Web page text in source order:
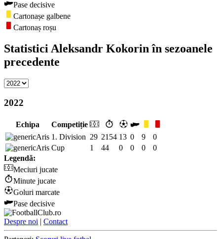
Pase decisive
Cartonașe galbene
Cartonaș roșu
Statistici Aleksandr Kokorin în sezoanele
precedente
2022
Echipa
Competiție
Aris 1. Division 29 2154 13 0 9
0
Aris Cup 1 44 0 0 0
0
Legendă:
Meciuri jucate
Minute jucate
Goluri marcate
Pase decisive
Despre noi | Contact